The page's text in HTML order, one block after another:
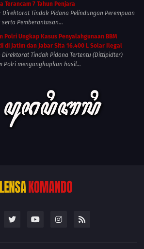
Terancam 7 Tahun Penjara
Direktorat Tindak Pidana Pelindungan Perempuan
serta Pemberantasan...
Polri Ungkap Kasus Penyalahgunaan BBM
di Jatim dan Jabar Sita 16.400 L Solar Ilegal
Direktorat Tindak Pidana Tertentu (Dittipidter)
Polri mengungkapkan hasil...